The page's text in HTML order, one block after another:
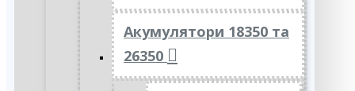
Акумулятори 18350 та
26350